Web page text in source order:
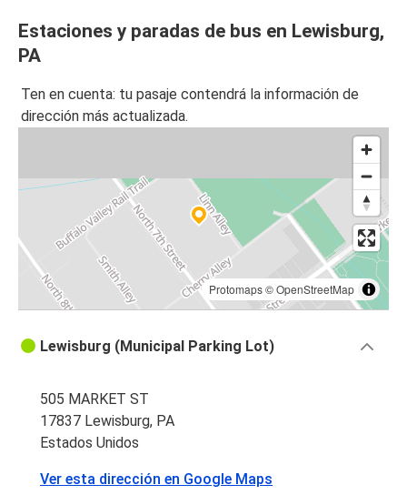
Estaciones y paradas de bus en Lewisburg,
PA
Ten en cuenta: tu pasaje contendrá la información de
dirección más actualizada.
Protomaps©OpenStreetMap
Lewisburg (Municipal Parking Lot)
505 MARKET ST
17837 Lewisburg, PA
Estados Unidos
Ver esta dirección en Google Maps